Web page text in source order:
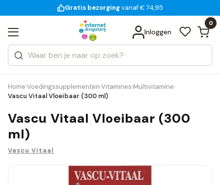
voor 18:00 uur besteld
Gratis bezorgingvanaf € 74,95
14 dagen bedenktijd
Inloggen
0
Zoeken
Categorieën
Merken
Bekijk alle resultaten
Home›Voedingssupplementen›Vitamines›Multivitamine›
Vascu Vitaal Vloeibaar (300 ml)
Vascu Vitaal Vloeibaar (300
ml)
Vascu Vitaal